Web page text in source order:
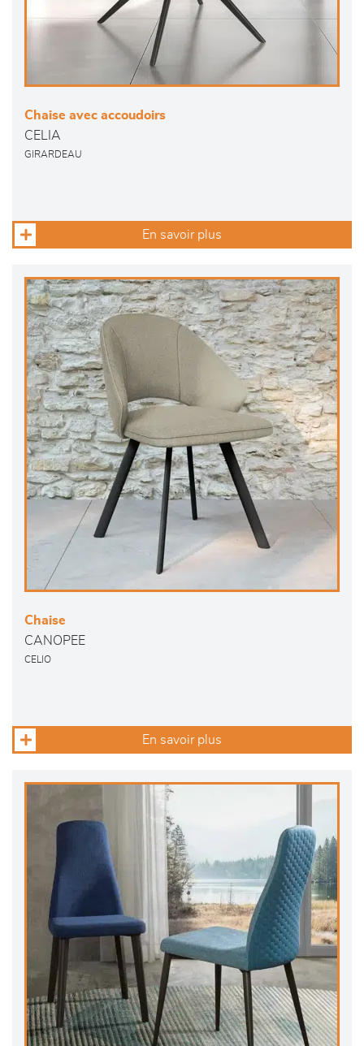
Chaise avec accoudoirs
CELIA
GIRARDEAU
En savoir plus
Chaise
CANOPEE
CELIO
En savoir plus